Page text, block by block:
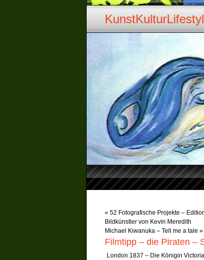
« 52 Fotografische Projekte –
Bildkünstler von Kevin Meredith
Michael Kiwanuka – Tell me a tale »
Filmtipp – die Piraten –
London 1837 – Die Königin